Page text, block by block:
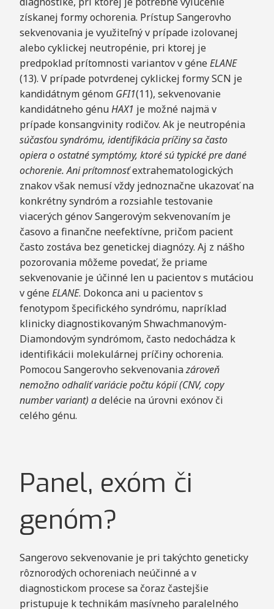
získanej formy ochorenia. Prístup Sangerovho
sekvenovania je využiteľný v prípade izolovanej
alebo cyklickej neutropénie, pri ktorej je
predpoklad prítomnosti variantov v géneELANE
(13). V prípade potvrdenej cyklickej formy SCN je
kandidátnym génom GFI1(11), sekvenovanie
kandidátneho génuHAX1 je možné najmä v
prípade konsangvinity rodičov. Ak je neutropénia
súčasťou syndrómu, identifikácia príčiny sa často
opiera o ostatné symptómy, ktoré sú typické predané
ochorenie. Ani prítomnosťextrahematologických
znakov však nemusí vždy jednoznačne ukazovať na
konkrétny syndróm a rozsiahle testovanie
viacerých génov Sangerovým sekvenovaním je
časovo a finančne neefektívne, pričom pacient
často zostáva bez genetickej diagnózy. Aj z nášho
pozorovania môžeme povedať, že priame
sekvenovanie je účinné len u pacientov s mutáciou
v géneELANE. Dokonca ani u pacientov s
fenotypom špecifického syndrómu, napríklad
klinicky diagnostikovaným Shwachmanovým-
Diamondovým syndrómom, často nedochádza k
identifikácii molekulárnej príčiny ochorenia.
Pomocou Sangerovho sekvenovaniazároveň
nemožno odhaliť variácie počtu kópií (CNV, copy
number variant) adelécie na úrovni exónov či
celého génu.
Panel, exóm či
genóm?
Sangerovo sekvenovanie je pri takýchto geneticky
rôznorodých ochoreniach neúčinné a v
diagnostickom procese sa čoraz častejšie
pristupuje k technikám masívneho paralelného